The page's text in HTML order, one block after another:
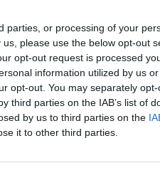
parties, or processing of your
please use the below opt-out
opt-out request is processed
information utilized by us
opt-out. You may separately
third parties on the IAB’s list of
by us to third parties on the
it to other third parties.
tényleg olcsóbb lenne
a bankrendszer
a pénzosztás!